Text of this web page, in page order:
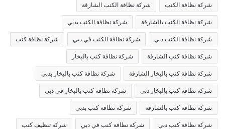
شركة نظافة الكنب شركة نظافة الكنب الشارقة
شركة نظافة الكنب بالشارقة شركة نظافة الكنب بدبي
شركة نظافة الكنب دبي شركة نظافة الكنب في دبي شركة نظافة كنب
شركة نظافة كنب الشارقة شركة نظافة كنب بالبخار
شركة نظافة كنب بالبخار الشارقة شركة نظافة كنب بالبخار بدبي
شركة نظافة كنب بالبخار دبي شركة نظافة كنب بالبخار في دبي
شركة نظافة كنب بالشارقة شركة نظافة كنب بدبي
شركة نظافة كنب دبي شركة نظافة كنب في دبي شركه تنظيف كنب